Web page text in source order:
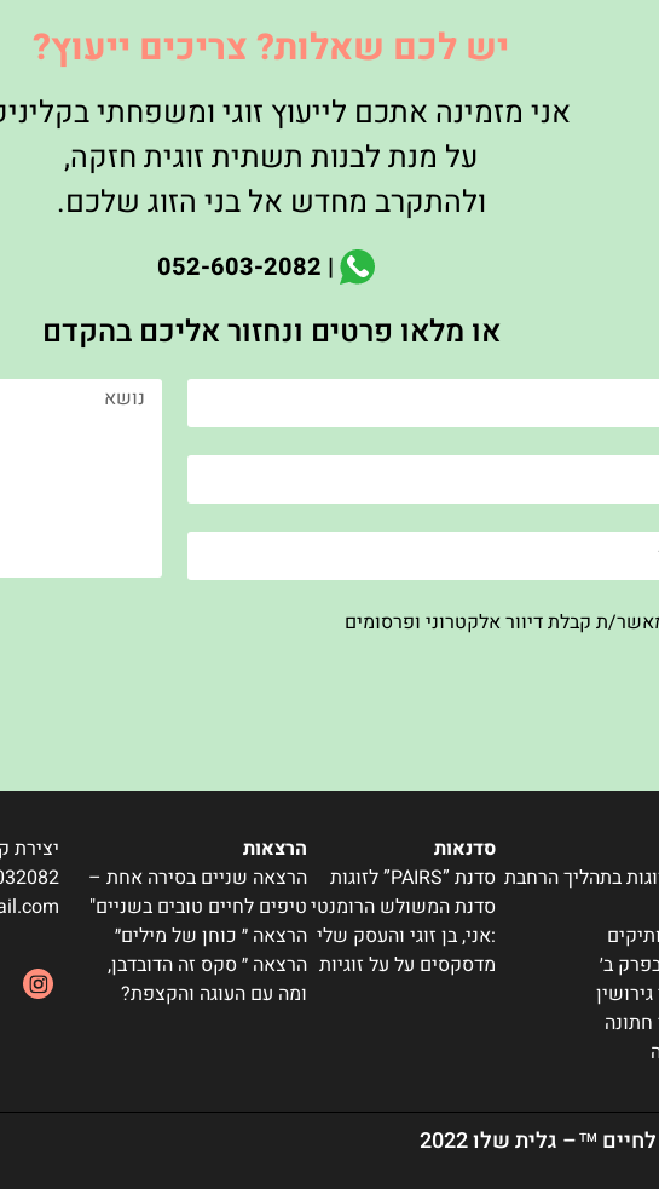
יש לכם שאלות? צריכים ייעוץ?
אני מזמינה אתכם לייעוץ זוגי ומשפחתי
על מנת לבנות תשתית זוגית חזקה,
ולהתקרב מחדש אל בני הזוג שלכם.
| 052-603-2082
או מלאו פרטים ונחזור אליכם בהקדם
ת קבלת דיוור אלקטרוני ופרסומים
בתהליך הרחבת
ב׳
חתונה
סדנאות
סדנת ”PAIRS” לזוגות
סדנת המשולש הרומנטי
:אני, בן זוגי והעסק שלי
מדסקסים על על זוגיות
הרצאות
הרצאה שניים בסירה אחת –
טיפים לחיים טובים בשניים"
הרצאה ״ כוחן של מילים״
הרצאה ״ סקס זה הדובדבן,
ומה עם העוגה והקצפת?
יצירת
TM – גלית שלו 2022